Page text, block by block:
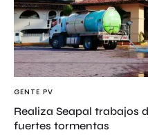
GENTE PV
Realiza Seapal trabajos
fuertes tormentas